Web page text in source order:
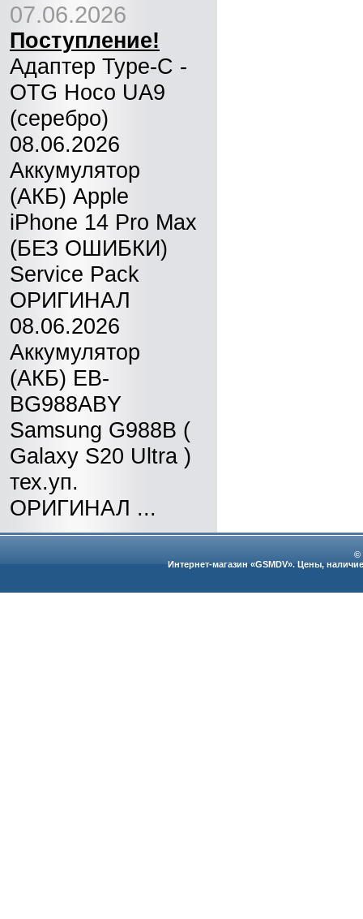
07.06.2026
Поступление!
Адаптер Type-C -
OTG Hoco UA9
(серебро)
08.06.2026
Аккумулятор
(АКБ) Apple
iPhone 14 Pro Max
(БЕЗ ОШИБКИ)
Service Pack
ОРИГИНАЛ
08.06.2026
Аккумулятор
(АКБ) EB-
BG988ABY
Samsung G988B (
Galaxy S20 Ultra )
тех.уп.
ОРИГИНАЛ ...
©
Интернет-магазин «GSMDV». Цены,